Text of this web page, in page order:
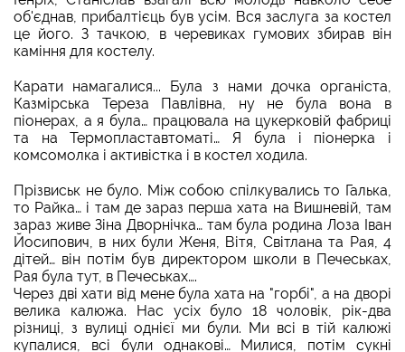
об'єднав, прибалтієць був усім. Вся заслуга за костел
це його. З тачкою, в черевиках гумових збирав він
каміння для костелу.
Карати намагалися... Була з нами дочка органіста,
Казмірська Тереза Павлівна, ну не була вона в
піонерах, а я була… працювала на цукерковій фабриці
та на Термопластавтоматі… Я була і піонерка і
комсомолка і активістка і в костел ходила.
Прізвиськ не було. Між собою спілкувались то Галька,
то Райка… і там де зараз перша хата на Вишневій, там
зараз живе Зіна Дворнічка… там була родина Лоза Іван
Йосипович, в них були Женя, Вітя, Світлана та Рая, 4
дітей… він потім був директором школи в Печеськах,
Рая була тут, в Печеськах….
Через дві хати від мене була хата на "горбі", а на дворі
велика калюжа. Нас усіх було 18 чоловік, рік-два
різниці, з вулиці однієї ми були. Ми всі в тій калюжі
купалися, всі були однакові… Милися, потім сукні